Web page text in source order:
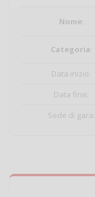
Nome:
Categoria:
Data inizio:
Data fine:
Sede di gara: